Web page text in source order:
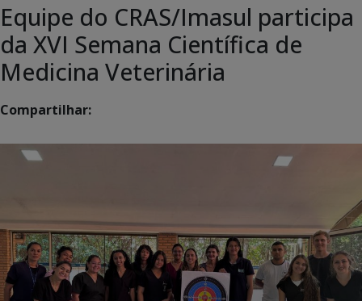
Equipe do CRAS/Imasul participa
da XVI Semana Científica de
Medicina Veterinária
Compartilhar: